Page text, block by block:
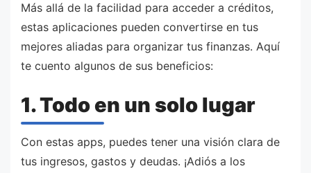
Más allá de la facilidad para acceder a créditos,
estas aplicaciones pueden convertirse en tus
mejores aliadas para organizar tus finanzas. Aquí
te cuento algunos de sus beneficios:
1. Todo en un solo lugar
Con estas apps, puedes tener una visión clara de
tus ingresos, gastos y deudas. ¡Adiós a los